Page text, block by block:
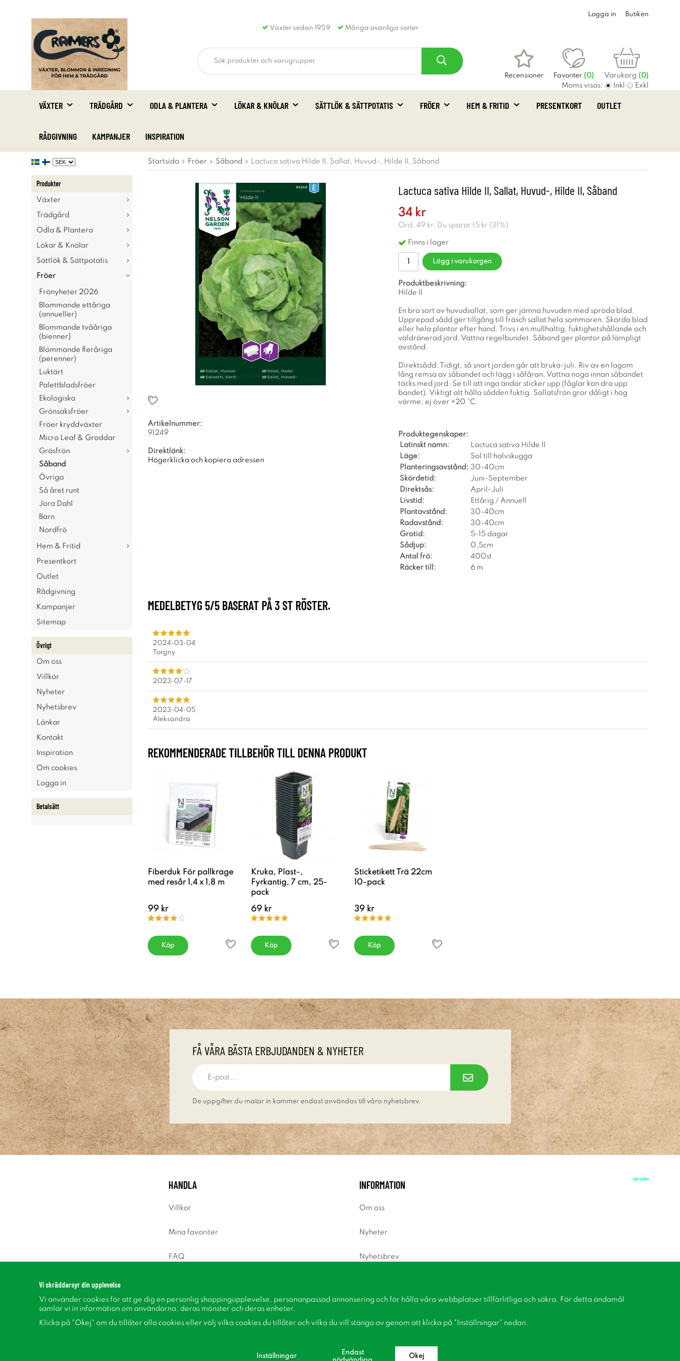
Växter sedan 1959 Många ovanliga sorter
Logga in Butiken
Recensioner Favoriter (0) Varukorg (0)
Moms visas: Inkl Exkl
VÄXTER TRÄDGÅRD ODLA & PLANTERA LÖKAR & KNÖLAR SÄTTLÖK & SÄTTPOTATIS FRÖER HEM & FRITID PRESENTKORT OUTLET
RÅDGIVNING KAMPANJER INSPIRATION
Produkter
Växter
Trädgård
Odla & Plantera
Lökar & Knölar
Sättlök & Sättpotatis
Fröer
Frönyheter 2026
Blommande ettåriga
(annueller)
Blommande tvååriga
(bienner)
Blommande fleråriga
(perenner)
Luktärt
Palettbladsfröer
Ekologiska
Grönsaksfröer
Fröer kryddväxter
Micro Leaf & Groddar
Gräsfrön
Såband
Övriga
Så året runt
Jora Dahl
Barn
Nordfrö
Hem & Fritid
Presentkort
Outlet
Rådgivning
Kampanjer
Sitemap
Övrigt
Om oss
Villkor
Nyheter
Nyhetsbrev
Länkar
Kontakt
Inspiration
Om cookies
Logga in
Betalsätt
Startsida Fröer Såband Lactuca sativa Hilde II, Sallat, Huvud-, Hilde II, Såband
Lactuca sativa Hilde II, Sallat, Huvud-, Hilde II, Såband
34 kr
Ord. 49 kr. Du sparar 15 kr ( 31 %)
Finns i lager
Lägg i varukorgen
Produktbeskrivning:
Hilde II
En bra sort av huvudsallat, som ger jämna huvuden med spröda blad.
Upprepad sådd ger tillgång till fräsch sallat hela sommaren. Skörda blad
eller hela plantor efter hand. Trivs i en mullhaltig, fuktighetshållande och
väldränerad jord. Vattna regelbundet. Såband ger plantor på lämpligt
avstånd.
Direktsådd: Tidigt, så snart jorden går att bruka-juli. Riv av en lagom
lång remsa av såbandet och lägg i såfåran. Vattna noga innan såbandet
täcks med jord. Se till att inga ändar sticker upp (fåglar kan dra upp
bandet). Viktigt att hålla sådden fuktig. Sallatsfrön gror dåligt i hög
värme, ej över +20 °C.
Produktegenskaper:
Latinskt namn:
Lactuca sativa Hilde II
Läge:
Sol till halvskugga
Planteringsavstånd: 30-40cm
Skördetid:
Juni-September
Direktsås:
April-Juli
Livstid:
Ettårig / Annuell
Plantavstånd:
30-40cm
Radavstånd:
30-40cm
Grotid:
5-15 dagar
Sådjup:
0,5cm
Antal frö:
400st
Räcker till:
6 m
Artikelnummer:
91249
Direktlänk:
Högerklicka och kopiera adressen
MEDELBETYG 5/5 BASERAT PÅ3ST RÖSTER.
2024-03-04
Torgny
2023-07-17
2023-04-05
Aleksandra
REKOMMENDERADE TILLBEHÖR TILL DENNA PRODUKT
Fiberduk För pallkrage
med resår 1,4 x 1,8 m
99 kr
Köp
Kruka, Plast-,
Fyrkantig, 7 cm, 25-
pack
69 kr
Köp
Sticketikett Trä 22cm
10-pack
39 kr
Köp
FÅ VÅRA BÄSTA ERBJUDANDEN & NYHETER
De uppgifter du matar in kommer endast användas till våra nyhetsbrev.
HANDLA
Villkor
Mina favoriter
FAQ
INFORMATION
Om oss
Nyheter
Nyhetsbrev
Inspiration
Vi skräddarsyr din upplevelse
Vi använder cookies för att ge dig en personlig shoppingupplevelse, personanpassad annonsering och för hålla våra webbplatser tillförlitliga och säkra. För detta ändamål
samlar vi in information om användarna, deras mönster och deras enheter.
Klicka på "Okej" om du tillåter alla cookies eller välj vilka cookies du tillåter och vilka du vill stänga av genom att klicka på "Inställningar" nedan.
Inställningar
Endast
Okej